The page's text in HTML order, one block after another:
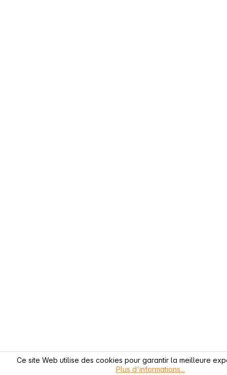
Ce site Web utilise des cookies pour garantir la meilleure
Plus d'informations...